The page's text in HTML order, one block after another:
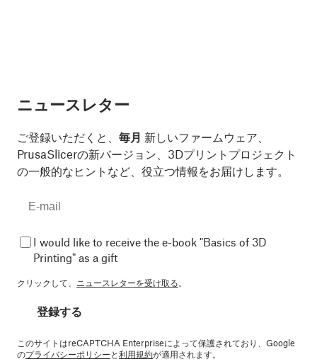
ニュースレター
ご登録いただくと、 毎月 新しいファームウェア、
PrusaSlicerの新バージョン、3Dプリントプロジェクト
の一般的なヒントなど、役立つ情報をお届けします。
I would like to receive the e-book "Basics of 3D
Printing" as a gift
クリックして、 ニュースレターを受け取る。
登録する
このサイトはreCAPTCHA Enterpriseによって保護されており、Google
のプライバシーポリシーと利用規約が適用されます。